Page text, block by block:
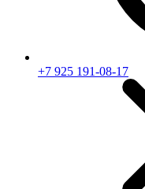
+7 925 191-08-17